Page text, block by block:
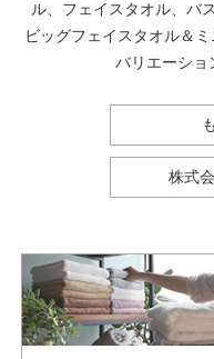
ル、フェイスタオル、バ
ビッグフェイスタオル＆
バリエーショ
株式